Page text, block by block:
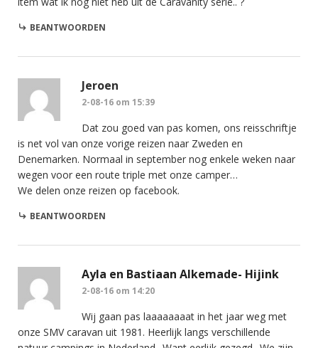
BEANTWOORDEN
Jeroen
2-08-16 om 15:39
Dat zou goed van pas komen, ons reisschriftje
is net vol van onze vorige reizen naar Zweden en
Denemarken. Normaal in september nog enkele weken naar
wegen voor een route triple met onze camper…
We delen onze reizen op facebook.
BEANTWOORDEN
Ayla en Bastiaan Alkemade- Hijink
2-08-16 om 14:20
Wij gaan pas laaaaaaaat in het jaar weg met
onze SMV caravan uit 1981. Heerlijk langs verschillende